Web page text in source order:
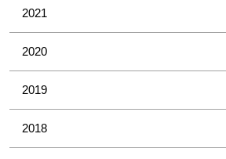
2021
2020
2019
2018